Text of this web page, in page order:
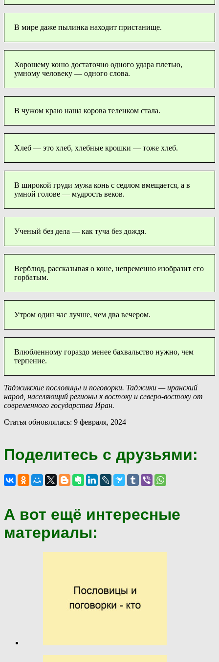
В мире даже пылинка находит пристанище.
Хорошему коню достаточно одного удара плетью,
умному человеку — одного слова.
В чужом краю наша корова теленком стала.
Хлеб — это хлеб, хлебные крошки — тоже хлеб.
В широкой груди мужа конь с седлом вмещается, а в
умной голове — мудрость веков.
Ученый без дела — как туча без дождя.
Верблюд, рассказывая о коне, непременно изобразит его
горбатым.
Утром один час лучше, чем два вечером.
Влюбленному гораздо менее бахвальство нужно, чем
терпение.
Таджикские пословицы и поговорки. Таджики — иранский
народ, населяющий регионы к востоку и северо-востоку от
современного государства Иран.
Статья обновлялась: 9 февраля, 2024
Поделитесь с друзьями:
А вот ещё интересные
материалы: